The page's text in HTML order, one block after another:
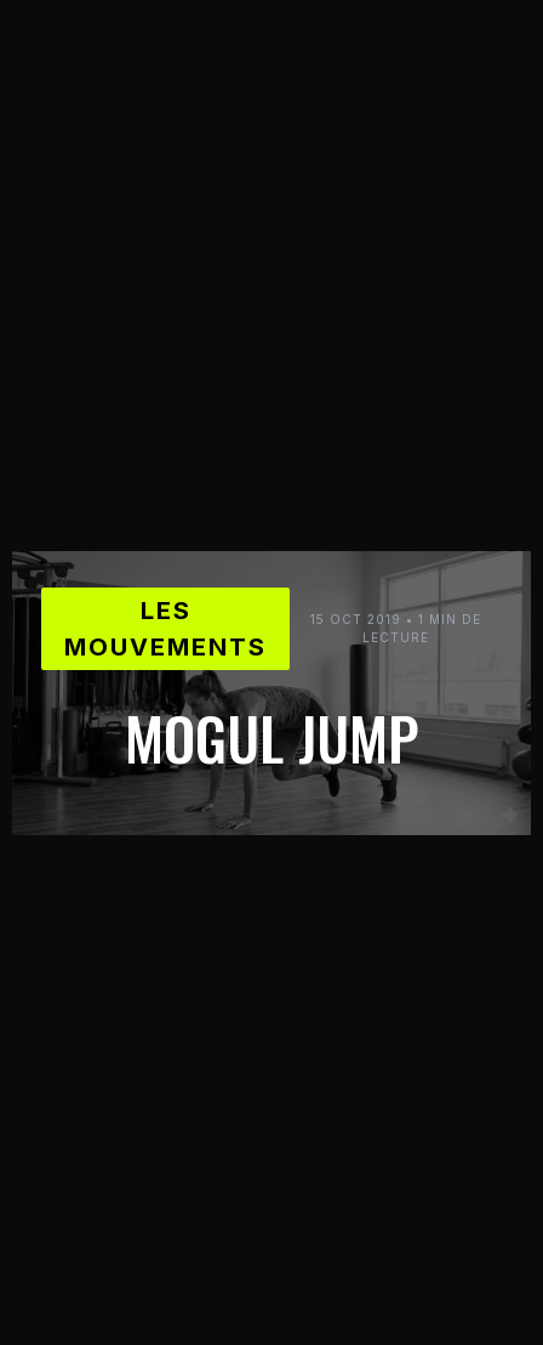
LES
MOUVEMENTS
15 OCT 2019 • 1 MIN DE
LECTURE
MOGUL JUMP